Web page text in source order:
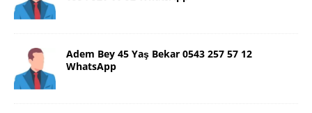
Adem Bey 45 Yaş Bekar 0543 257 57 12
WhatsApp